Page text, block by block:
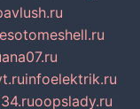
infoelektrik.ru
oopslady.ru